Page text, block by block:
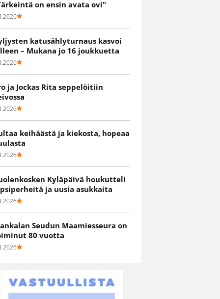
on ensin avata ovi"
katusählyturnaus kasvoi
– Mukana jo 16 joukkuetta
ja Jockas Rita seppelöitiin
keihäästä ja kiekosta, hopeaa
Kyläpäivä houkutteli
ja uusia asukkaita
Seudun Maamiesseura on
80 vuotta